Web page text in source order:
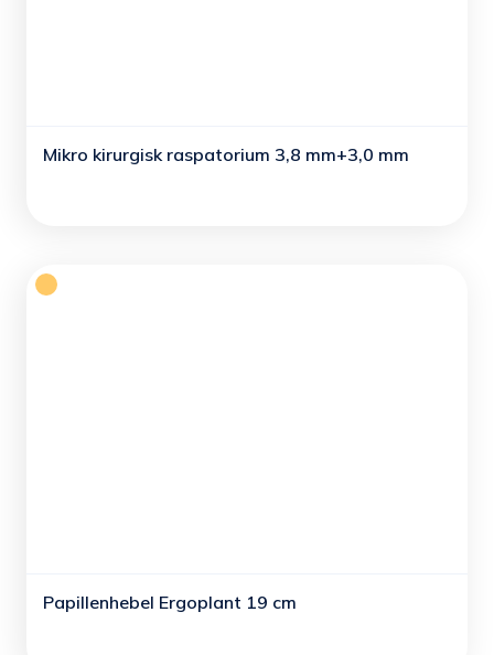
Mikro kirurgisk raspatorium 3,8 mm+3,0 mm
Papillenhebel Ergoplant 19 cm